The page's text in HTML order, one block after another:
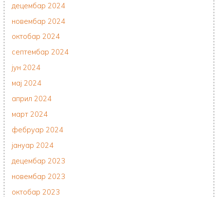
децембар 2024
новембар 2024
октобар 2024
септембар 2024
јун 2024
мај 2024
април 2024
март 2024
фебруар 2024
јануар 2024
децембар 2023
новембар 2023
октобар 2023